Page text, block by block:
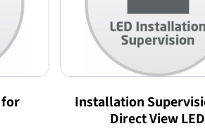
Installation
Direct View LED